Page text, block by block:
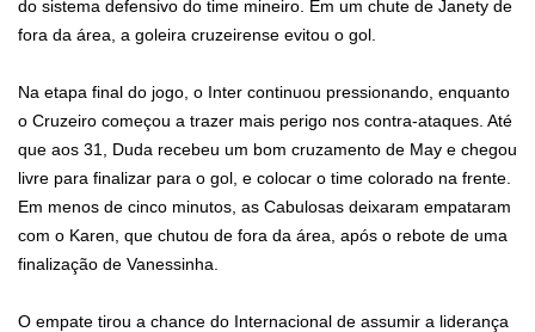
do sistema defensivo do time mineiro. Em um chute de Janety de
fora da área, a goleira cruzeirense evitou o gol.
Na etapa final do jogo, o Inter continuou pressionando, enquanto
o Cruzeiro começou a trazer mais perigo nos contra-ataques. Até
que aos 31, Duda recebeu um bom cruzamento de May e chegou
livre para finalizar para o gol, e colocar o time colorado na frente.
Em menos de cinco minutos, as Cabulosas deixaram empataram
com o Karen, que chutou de fora da área, após o rebote de uma
finalização de Vanessinha.
O empate tirou a chance do Internacional de assumir a liderança